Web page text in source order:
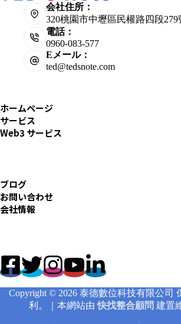
会社住所：
320桃園市中壢區民權路四段279
電話：
0960-083-577
Eメール：
ted@tedsnote.com
ホームページ
サービス
Web3 サービス
ブログ
お問い合わせ
会社情報
Copyright © 2026 泰德數位科技有限公司
利。｜本網站由快找整合顧問 建置